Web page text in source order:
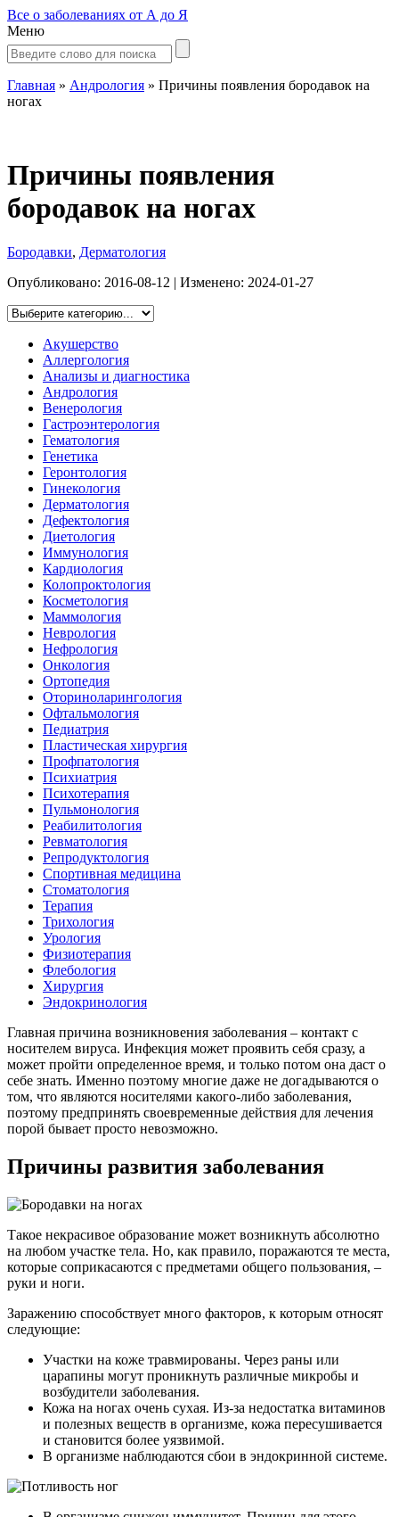
Все о заболеваниях от А до Я
Меню
Главная » Андрология » Причины появления бородавок на
ногах
Причины появления
бородавок на ногах
Бородавки, Дерматология
Опубликовано: 2016-08-12 | Изменено: 2024-01-27
Акушерство
Аллергология
Анализы и диагностика
Андрология
Венерология
Гастроэнтерология
Гематология
Генетика
Геронтология
Гинекология
Дерматология
Дефектология
Диетология
Иммунология
Кардиология
Колопроктология
Косметология
Маммология
Неврология
Нефрология
Онкология
Ортопедия
Оториноларингология
Офтальмология
Педиатрия
Пластическая хирургия
Профпатология
Психиатрия
Психотерапия
Пульмонология
Реабилитология
Ревматология
Репродуктология
Спортивная медицина
Стоматология
Терапия
Трихология
Урология
Физиотерапия
Флебология
Хирургия
Эндокринология
Главная причина возникновения заболевания – контакт с
носителем вируса. Инфекция может проявить себя сразу, а
может пройти определенное время, и только потом она даст о
себе знать. Именно поэтому многие даже не догадываются о
том, что являются носителями какого-либо заболевания,
поэтому предпринять своевременные действия для лечения
порой бывает просто невозможно.
Причины развития заболевания
Такое некрасивое образование может возникнуть абсолютно
на любом участке тела. Но, как правило, поражаются те места,
которые соприкасаются с предметами общего пользования, –
руки и ноги.
Заражению способствует много факторов, к которым относят
следующие:
Участки на коже травмированы. Через раны или
царапины могут проникнуть различные микробы и
возбудители заболевания.
Кожа на ногах очень сухая. Из-за недостатка витаминов
и полезных веществ в организме, кожа пересушивается
и становится более уязвимой.
В организме наблюдаются сбои в эндокринной системе.